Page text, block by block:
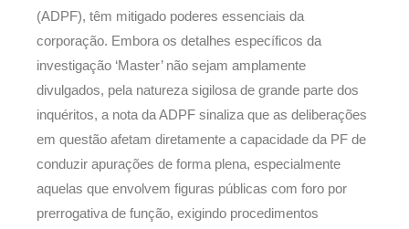
(ADPF), têm mitigado poderes essenciais da
corporação. Embora os detalhes específicos da
investigação ‘Master’ não sejam amplamente
divulgados, pela natureza sigilosa de grande parte dos
inquéritos, a nota da ADPF sinaliza que as deliberações
em questão afetam diretamente a capacidade da PF de
conduzir apurações de forma plena, especialmente
aquelas que envolvem figuras públicas com foro por
prerrogativa de função, exigindo procedimentos